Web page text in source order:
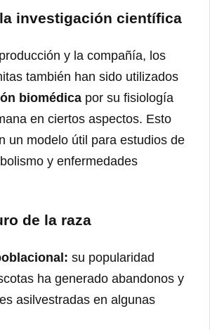
investigación científica
y la compañía, los
también han sido utilizados
biomédica por su fisiología
en ciertos aspectos. Esto
un modelo útil para estudios de
y enfermedades
de la raza
su popularidad
ha generado abandonos y
asilvestradas en algunas